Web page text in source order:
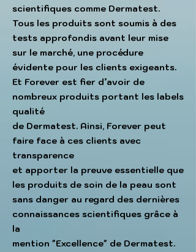
scientifiques comme Dermatest.
Tous les produits sont soumis à des
tests approfondis avant leur mise
sur le marché, une procédure
évidente pour les clients exigeants.
Et Forever est fier d’avoir de
nombreux produits portant les labels
qualité
de Dermatest. Ainsi, Forever peut
faire face à ces clients avec
transparence
et apporter la preuve essentielle que
les produits de soin de la peau sont
sans danger au regard des dernières
connaissances scientifiques grâce à
la
mention "Excellence" de Dermatest.